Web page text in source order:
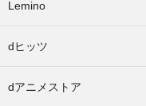
Lemino
dヒッツ
dアニメストア